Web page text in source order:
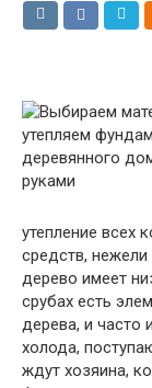
утепление всех
средств, нежели
дерево имеет
срубах есть
дерева, и часто
холода,
ждут хозяина,